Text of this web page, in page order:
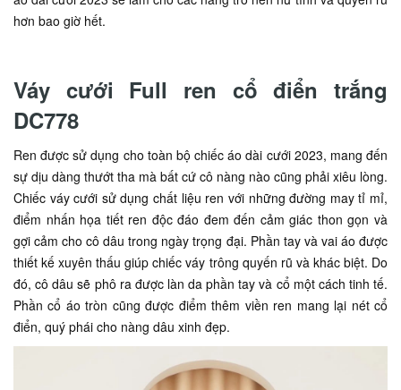
hơn bao giờ hết.
Váy cưới Full ren cổ điển trắng
DC778
Ren được sử dụng cho toàn bộ chiếc áo dài cưới 2023, mang đến
sự dịu dàng thướt tha mà bất cứ cô nàng nào cũng phải xiêu lòng.
Chiếc váy cưới sử dụng chất liệu ren với những đường may tỉ mỉ,
điểm nhấn họa tiết ren độc đáo đem đến cảm giác thon gọn và
gợi cảm cho cô dâu trong ngày trọng đại. Phần tay và vai áo được
thiết kế xuyên thấu giúp chiếc váy trông quyến rũ và khác biệt. Do
đó, cô dâu sẽ phô ra được làn da phần tay và cổ một cách tinh tế.
Phần cổ áo tròn cũng được điểm thêm viền ren mang lại nét cổ
điển, quý phái cho nàng dâu xinh đẹp.